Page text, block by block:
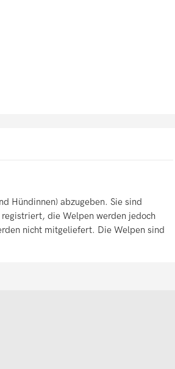
Hündinnen) abzugeben. Sie sind
die Welpen werden jedoch
nicht mitgeliefert. Die Welpen sind